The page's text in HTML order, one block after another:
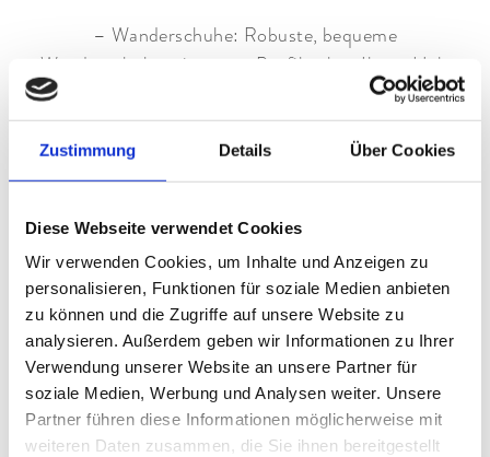
Zustimmung Details Über Cookies
Diese Webseite verwendet Cookies
Wir verwenden Cookies, um Inhalte und Anzeigen zu
personalisieren, Funktionen für soziale Medien anbieten
zu können und die Zugriffe auf unsere Website zu
analysieren. Außerdem geben wir Informationen zu Ihrer
Verwendung unserer Website an unsere Partner für
soziale Medien, Werbung und Analysen weiter. Unsere
Partner führen diese Informationen möglicherweise mit
weiteren Daten zusammen, die Sie ihnen bereitgestellt
– Wanderschuhe: Robuste, bequeme
Wanderschuhe mit gutem Profil geben Ihnen Halt
– Wanderkleidung: Tragen Sie leichte,
atmungsaktive Kleidung, die sich auch für
wechselnde Wetterbedingungen eignet.
Stauraum für Verpflegung und die wichtigsten
Utensilien ist unerlässlich.
– Wasser und Snacks: Nehmen Sie genügend
Wasser und energiereiche Snacks wie Nüsse und
Müsliriegel mit, um Ihren Energiehaushalt stetig
auffüllen zu können.
– Wanderstöcke: Wanderstöcke können Ihre
Gelenke entlasten und Ihnen bei steilen